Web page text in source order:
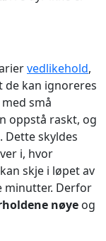
vedlikehold,
de kan ignoreres
små
oppstå raskt, og
skyldes
i, hvor
skje i løpet av
minutter. Derfor
nøye og